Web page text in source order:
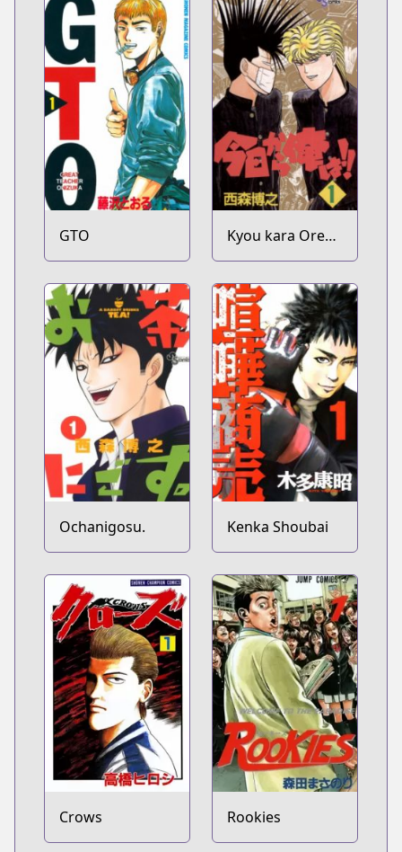
GTO
Kyou kara Ore
wa!!
Ochanigosu. Kenka Shoubai
Crows Rookies